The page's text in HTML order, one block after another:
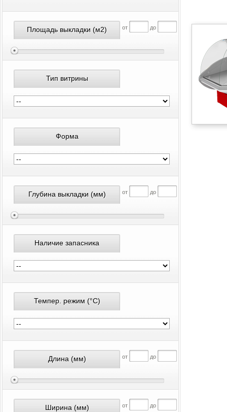
Площадь выкладки (м2) от до
Тип витрины
Форма
Глубина выкладки (мм) от до
Наличие запасника
Темпер. режим (°С)
Длина (мм) от до
Ширина (мм) от до